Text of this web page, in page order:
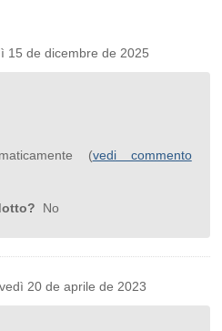
de dicembre de 2025
(vedi commento
No
20 de aprile de 2023